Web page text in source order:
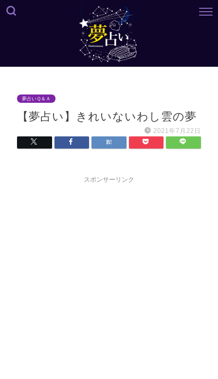
夢占いＱ＆Ａ
【夢占い】きれいないわし雲の夢
2021年7月22日
スポンサーリンク